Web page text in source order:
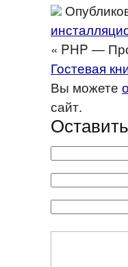
« PHP —
Гостевая
Вы можете
сайт.